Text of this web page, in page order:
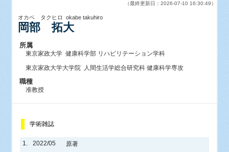
（最終更新日：2026-07-10 16:30:49）
オカベ タクヒロ okabe takuhiro
岡部 拓大
所属
東京家政大学 健康科学部 リハビリテーション学科
東京家政大学大学院 人間生活学総合研究科 健康科学専攻
職種
准教授
学術雑誌
1. 2022/05 原著